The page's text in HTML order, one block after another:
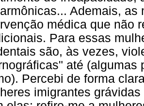
Ademais, as
médica que não
Para essas
são, às vezes,
até
Percebi de forma
imigrantes